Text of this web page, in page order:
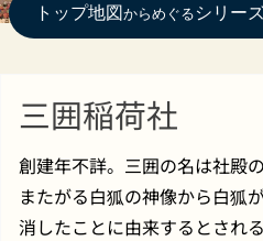
トップ地図 からめぐる シリー
三囲稲荷社
創建年不詳。三囲の名は社殿
またがる白狐の神像から白狐
消したことに由来するとされ